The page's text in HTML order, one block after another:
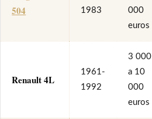
504
1983
000
euros
Renault 4L
1961-
1992
3 000
a 10
000
euros